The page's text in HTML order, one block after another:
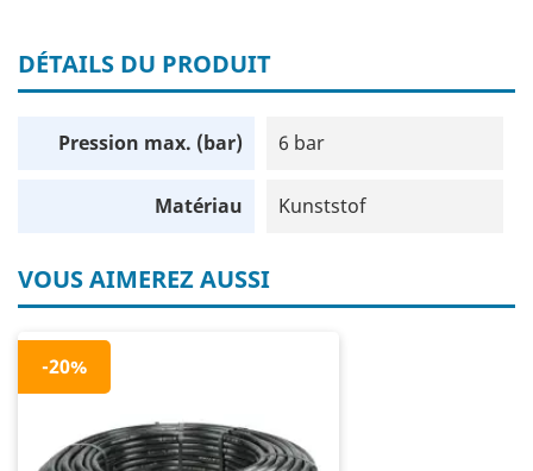
DÉTAILS DU PRODUIT
Pression max. (bar) 6 bar
Matériau Kunststof
VOUS AIMEREZ AUSSI
-20%